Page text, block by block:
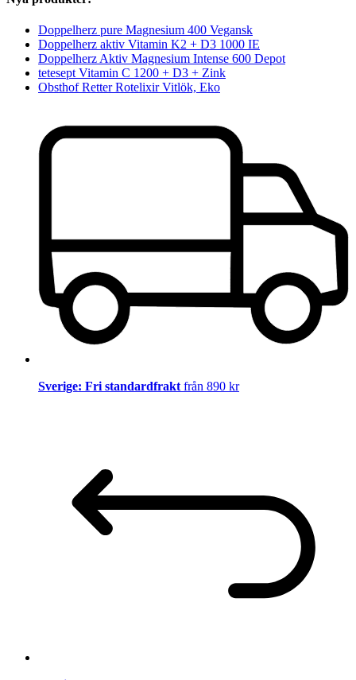
Doppelherz pure Magnesium 400 Vegansk
Doppelherz aktiv Vitamin K2 + D3 1000 IE
Doppelherz Aktiv Magnesium Intense 600 Depot
tetesept Vitamin C 1200 + D3 + Zink
Obsthof Retter Rotelixir Vitlök, Eko
Sverige: Fri standardfrakt från 890 kr